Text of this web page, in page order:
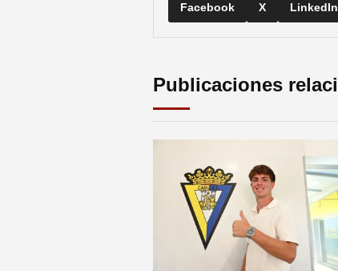
Facebook X LinkedIn
Publicaciones